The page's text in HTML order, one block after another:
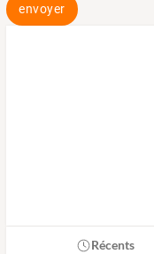
envoyer
Récents